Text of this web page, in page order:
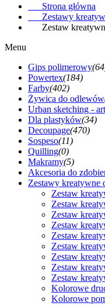
Strona główna
Zestawy
Zestaw
Menu
Gips polimerowy
Powertex(184)
Farby(402)
Żywica do odlewów
Urban sketching -
Dla plastyków(34)
Decoupage(470)
Sospeso(11)
Quilling(0)
Makramy(5)
Akcesoria do
Zestawy kreatywne
Zestaw
Zestaw
Zestaw
Zestaw
Zestaw
Zestaw
Zestaw
Zestaw
Zestaw
Kolorowe
Kolorowe